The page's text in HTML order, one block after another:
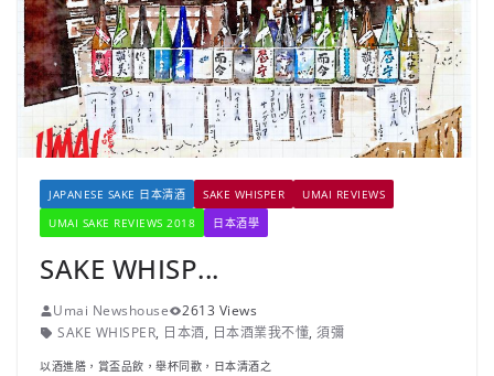
JAPANESE SAKE 日本清酒 SAKE WHISPER
UMAI REVIEWS
UMAI SAKE REVIEWS 2018
日本酒學
SAKE WHISP...
Umai Newshouse
2613 Views
SAKE WHISPER, 日本酒, 日本酒業我不懂, 須彌
以酒進膳，賞盃品飲，舉杯同歡，日本清酒之